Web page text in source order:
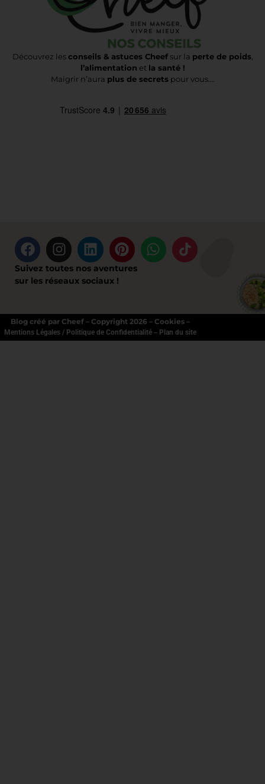
Découvrez lesconseils & astuces Cheefsur la perte de poids,
l’alimentation et la santé !
Maigrir n’aura plus de secretspour vous….
Suivez toutes nos aventures
sur les réseaux sociaux !
Blog créé par Cheef – Copyright 2026 – Cookies –
Mentions Légales / Politique de Confidentialité– Plan du site